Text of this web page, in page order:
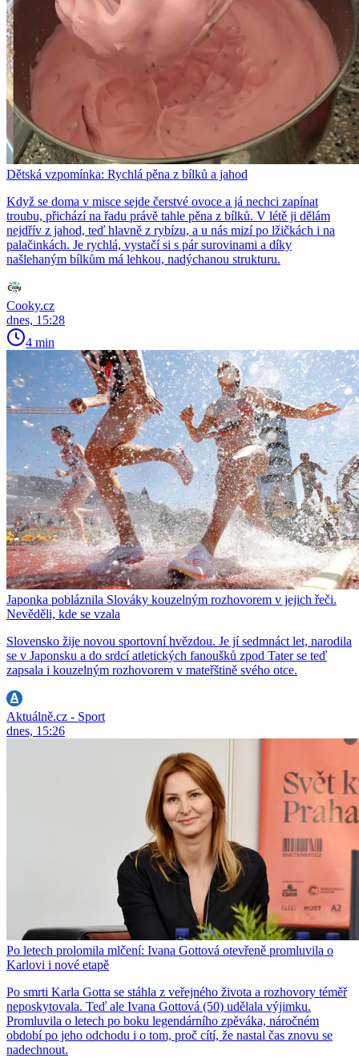
Dětská vzpomínka: Rychlá pěna z bílků a jahod
Když se doma v misce sejde čerstvé ovoce a já nechci zapínat
troubu, přichází na řadu právě tahle pěna z bílků. V létě ji dělám
nejdřív z jahod, teď hlavně z rybízu, a u nás mizí po lžičkách i na
palačinkách. Je rychlá, vystačí si s pár surovinami a díky
našlehaným bílkům má lehkou, nadýchanou strukturu.
Cooky.cz
dnes, 15:28
4 min
Japonka pobláznila Slováky kouzelným rozhovorem v jejich řeči.
Nevěděli, kde se vzala
Slovensko žije novou sportovní hvězdou. Je jí sedmnáct let, narodila
se v Japonsku a do srdcí atletických fanoušků zpod Tater se teď
zapsala i kouzelným rozhovorem v mateřštině svého otce.
Aktuálně.cz - Sport
dnes, 15:26
Po letech prolomila mlčení: Ivana Gottová otevřeně promluvila o
Karlovi i nové etapě
Po smrti Karla Gotta se stáhla z veřejného života a rozhovory téměř
neposkytovala. Teď ale Ivana Gottová (50) udělala výjimku.
Promluvila o letech po boku legendárního zpěváka, náročném
období po jeho odchodu i o tom, proč cítí, že nastal čas znovu se
nadechnout.